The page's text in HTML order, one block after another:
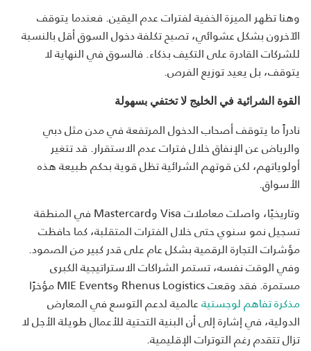
وهنا تظهر الميزة الخفية لفترات عدم اليقين. فعندما يتوقف
الآخرون بشكل عشوائي، تصبح تكلفة دخول السوق أقل بالنسبة
للشركات القادرة على التكيف بذكاء. فالسوق في النهاية لا
يتوقف، بل يعيد توزيع الفرص.
القوة الشرائية في الخليج لا تختفي بسهولة
نادراً ما يتوقف أصحاب الدخول المرتفعة في مدن مثل دبي
والرياض عن الإنفاق خلال فترات عدم الاستقرار. قد تتغير
أولوياتهم، لكن قوتهم الشرائية تظل قوية بحكم طبيعة هذه
الأسواق.
وتاريخيًا، واصلت معاملات Visa وMastercard في المنطقة
تسجيل نمو سنوي حتى خلال الفترات المتقلبة، كما حافظت
مؤشرات التجارة الرقمية بشكل عام على قدر كبير من الصمود.
وفي الوقت نفسه، تستمر الشراكات الاستراتيجية الكبرى
مستمرة. فقد وقعت Rhenus Logistics وMIE Events مؤخرًا
مذكرة تفاهم لوجستيةعالمية لدعم التوسع في المعارض
الدولية، في إشارة إلى أن البنية التحتية للأعمال طويلة الأجل لا
تزال تتقدم رغم التوترات الإقليمية.